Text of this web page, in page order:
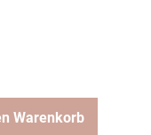
Warenkorb